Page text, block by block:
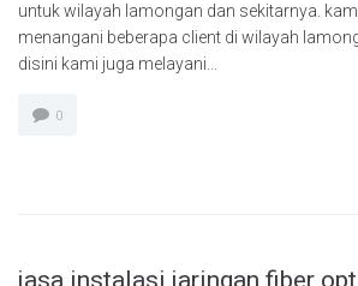
untuk wilayah lamongan dan sekitarnya.
menangani beberapa client di wilayah
disini kami juga melayani...
0
jasa instalasi jaringan fiber